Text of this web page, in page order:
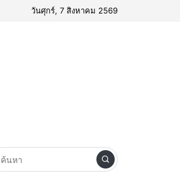
วันศุกร์, 7 สิงหาคม 2569